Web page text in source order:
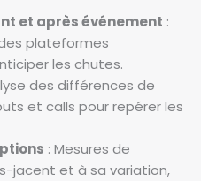
et après événement :
plateformes
les chutes.
des différences de
et calls pour repérer les
: Mesures de
jacent et à sa variation,